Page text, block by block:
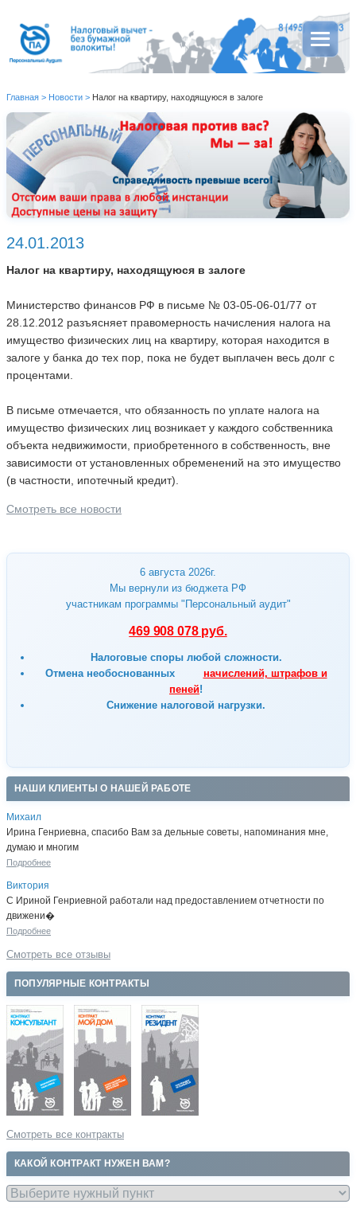
6 августа 2026г.
Мы вернули из бюджета РФ
участникам программы "Персональный аудит"
469 908 078 руб.
Налоговые споры любой сложности.
Отмена необоснованных начислений, штрафов и
пеней!
Снижение налоговой нагрузки.
НАШИ КЛИЕНТЫ О НАШЕЙ РАБОТЕ
Михаил
Ирина Генриевна, спасибо Вам за дельные советы, напоминания мне,
думаю и многим
Подробнее
Виктория
С Ириной Генриевной работали над предоставлением отчетности по
движени�
Подробнее
Смотреть все отзывы
ПОПУЛЯРНЫЕ КОНТРАКТЫ
Смотреть все контракты
КАКОЙ КОНТРАКТ НУЖЕН ВАМ?
Главная > Новости > Налог на квартиру, находящуюся в залоге
24.01.2013
Налог на квартиру, находящуюся в залоге
Министерство финансов РФ в письме № 03-05-06-01/77 от
28.12.2012 разъясняет правомерность начисления налога на
имущество физических лиц на квартиру, которая находится в
залоге у банка до тех пор, пока не будет выплачен весь долг с
процентами.
В письме отмечается, что обязанность по уплате налога на
имущество физических лиц возникает у каждого собственника
объекта недвижимости, приобретенного в собственность, вне
зависимости от установленных обременений на это имущество
(в частности, ипотечный кредит).
Смотреть все новости